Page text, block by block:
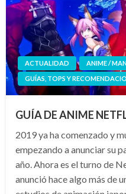
ACTUALIDAD
ANIME /
GUÍAS, TOPS Y
GUÍA DE ANIME
2019 ya ha comenzado y
empezando a anunciar su
año. Ahora es el turno de
anunció hace algo más de